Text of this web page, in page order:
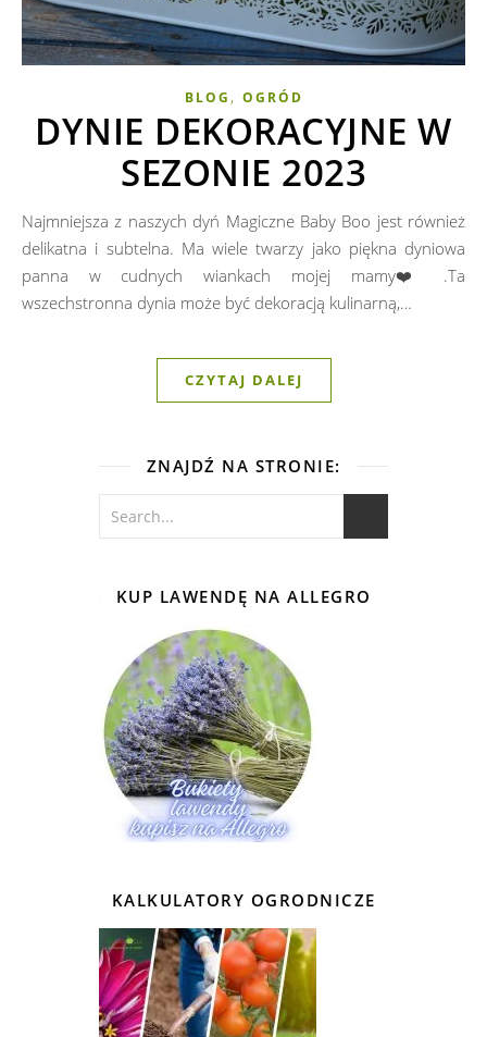
BLOG , OGRÓD
DYNIE DEKORACYJNE W
SEZONIE 2023
Najmniejsza z naszych dyń Magiczne Baby Boo jest również
delikatna i subtelna. Ma wiele twarzy jako piękna dyniowa
panna w cudnych wiankach mojej mamy❤️.Ta
wszechstronna dynia może być dekoracją kulinarną,…
CZYTAJ DALEJ
ZNAJDŹ NA STRONIE:
KUP LAWENDĘ NA ALLEGRO
KALKULATORY OGRODNICZE